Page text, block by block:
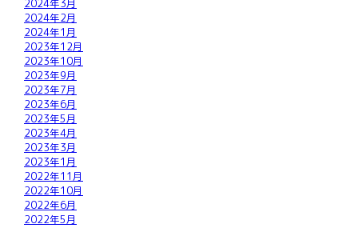
2024年3月
2024年2月
2024年1月
2023年12月
2023年10月
2023年9月
2023年7月
2023年6月
2023年5月
2023年4月
2023年3月
2023年1月
2022年11月
2022年10月
2022年6月
2022年5月